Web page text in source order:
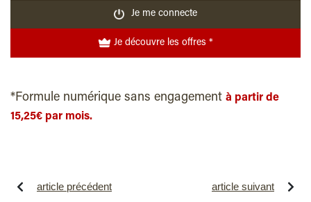
Je me connecte
Je découvre les offres *
*Formule numérique sans engagement à partir de
15,25€ par mois.
article précédent article suivant